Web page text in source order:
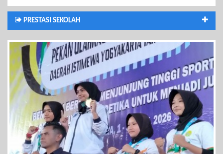
PRESTASI SEKOLAH